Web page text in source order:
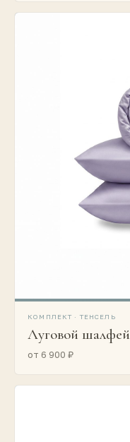
КОМПЛЕКТ · ТЕНСЕЛЬ
Луговой шалфей
от 6 900 ₽